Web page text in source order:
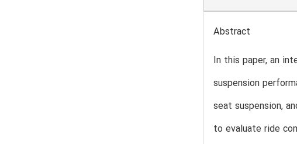
Abstract
In this paper, an
suspension
seat suspension,
to evaluate ride